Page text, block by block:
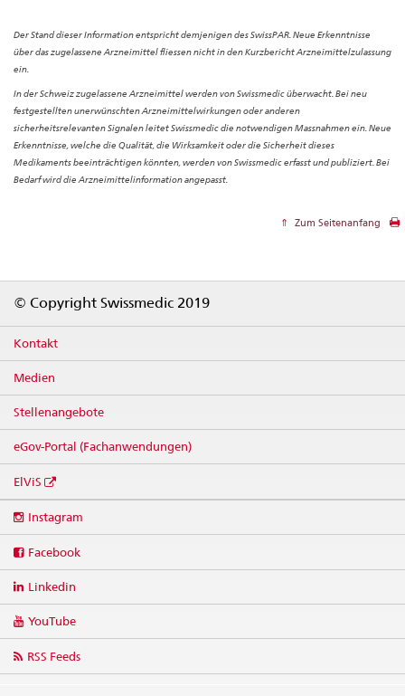
Der Stand dieser Information entspricht demjenigen des SwissPAR. Neue Erkenntnisse
über das zugelassene Arzneimittel fliessen nicht in den Kurzbericht Arzneimittelzulassung
ein.
In der Schweiz zugelassene Arzneimittel werden von Swissmedic überwacht. Bei neu
festgestellten unerwünschten Arzneimittelwirkungen oder anderen
sicherheitsrelevanten Signalen leitet Swissmedic die notwendigen Massnahmen ein. Neue
Erkenntnisse, welche die Qualität, die Wirksamkeit oder die Sicherheit dieses
Medikaments beeinträchtigen könnten, werden von Swissmedic erfasst und publiziert. Bei
Bedarf wird die Arzneimittelinformation angepasst.
Zum Seitenanfang
© Copyright Swissmedic 2019
Kontakt
Medien
Stellenangebote
eGov-Portal (Fachanwendungen)
ElViS
media
Instagram
Facebook
Linkedin
YouTube
RSS Feeds